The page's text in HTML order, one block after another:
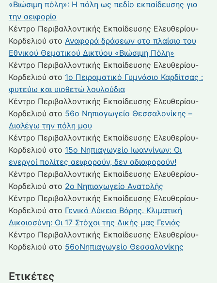
«Βιώσιμη πόλη»: Η πόλη ως πεδίο εκπαίδευσης για
την αειφορία
Κέντρο Περιβαλλοντικής Εκπαίδευσης Ελευθερίου-
Κορδελιού στο Αναφορά δράσεων στο πλαίσιο του
Εθνικού Θεματικού Δικτύου «Βιώσιμη Πόλη»
Κέντρο Περιβαλλοντικής Εκπαίδευσης Ελευθερίου-
Κορδελιού στο 1ο Πειραματικό Γυμνάσιο Καρδίτσας :
φυτεύω και υιοθετώ λουλούδια
Κέντρο Περιβαλλοντικής Εκπαίδευσης Ελευθερίου-
Κορδελιού στο 56ο Νηπιαγωγείο Θεσσαλονίκης –
Διαλέγω την πόλη μου
Κέντρο Περιβαλλοντικής Εκπαίδευσης Ελευθερίου-
Κορδελιού στο 15ο Νηπιαγωγείο Ιωαννίνων: Οι
ενεργοί πολίτες αειφορούν, δεν αδιαφορούν!
Κέντρο Περιβαλλοντικής Εκπαίδευσης Ελευθερίου-
Κορδελιού στο 2ο Νηπιαγωγείο Ανατολής
Κέντρο Περιβαλλοντικής Εκπαίδευσης Ελευθερίου-
Κορδελιού στο Γενικό Λύκειο Βάρης. Κλιματική
Δικαιοσύνη: Οι 17 Στόχοι της Δικής μας Γενιάς
Κέντρο Περιβαλλοντικής Εκπαίδευσης Ελευθερίου-
Κορδελιού στο 56οΝηπιαγωγείο Θεσσαλονίκης
Ετικέτες